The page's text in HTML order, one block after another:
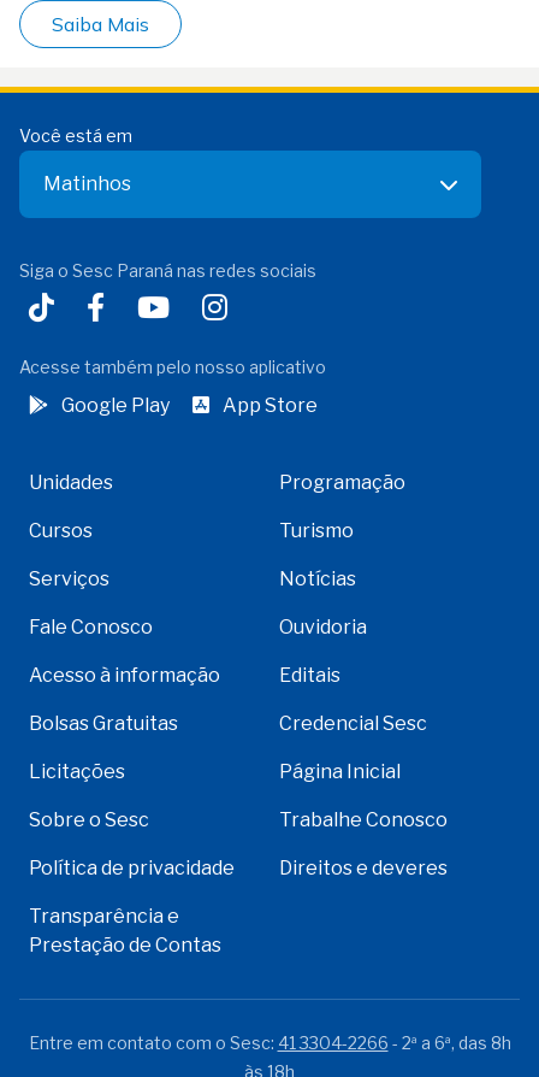
Saiba Mais
Você está em
Matinhos
Siga o Sesc Paraná nas redes sociais
Acesse também pelo nosso aplicativo
Google Play App Store
Unidades Programação
Cursos Turismo
Serviços Notícias
Fale Conosco Ouvidoria
Acesso à informação Editais
Bolsas Gratuitas Credencial Sesc
Licitações Página Inicial
Sobre o Sesc Trabalhe Conosco
Política de privacidade Direitos e deveres
Transparência e
Prestação de Contas
Entre em contato com o Sesc: 41 3304-2266 - 2ª a 6ª, das 8h
às 18h